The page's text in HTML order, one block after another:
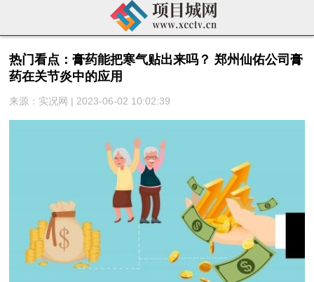
热门看点：膏药能把寒气贴出来吗？ 郑州仙佑公司膏
药在关节炎中的应用
来源：实况网 | 2023-06-02 10:02:39